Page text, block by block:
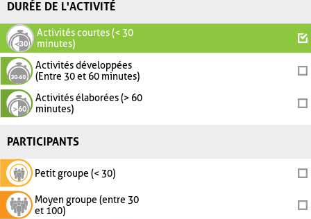
DURÉE DE L'ACTIVITÉ
Activités courtes (< 30
minutes)
Activités développées
(Entre 30 et 60 minutes)
Activités élaborées (> 60
minutes)
PARTICIPANTS
Petit groupe (< 30)
Moyen groupe (entre 30
et 100)